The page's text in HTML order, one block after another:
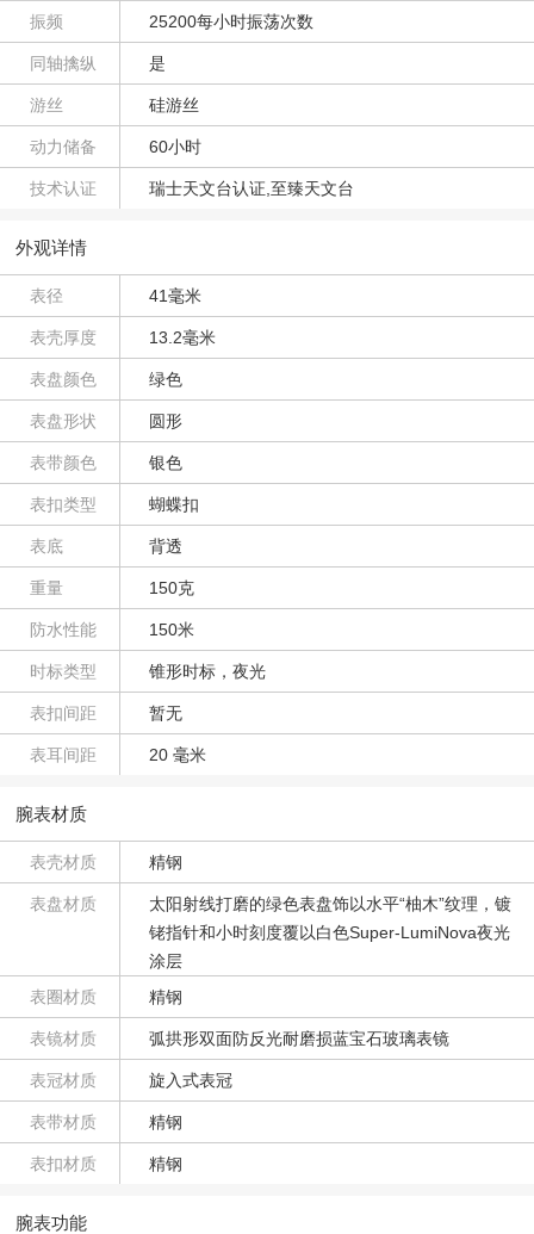
振频 25200每小时振荡次数
同轴擒纵 是
游丝 硅游丝
动力储备 60小时
技术认证 瑞士天文台认证,至臻天文台
外观详情
表径 41毫米
表壳厚度 13.2毫米
表盘颜色 绿色
表盘形状 圆形
表带颜色 银色
表扣类型 蝴蝶扣
表底 背透
重量 150克
防水性能 150米
时标类型 锥形时标，夜光
表扣间距 暂无
表耳间距 20 毫米
腕表材质
表壳材质 精钢
表盘材质
太阳射线打磨的绿色表盘饰以水平“柚木”纹理，镀
铑指针和小时刻度覆以白色Super-LumiNova夜光
涂层
表圈材质
精钢
表镜材质 弧拱形双面防反光耐磨损蓝宝石玻璃表镜
表冠材质 旋入式表冠
表带材质 精钢
表扣材质 精钢
腕表功能